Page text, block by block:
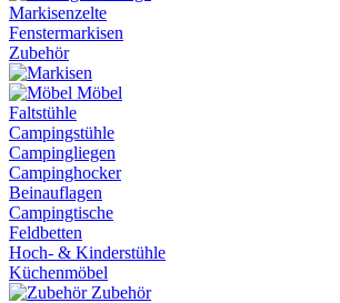
Markisenzelte
Fenstermarkisen
Zubehör
Möbel
Faltstühle
Campingstühle
Campingliegen
Campinghocker
Beinauflagen
Campingtische
Feldbetten
Hoch- & Kinderstühle
Küchenmöbel
Zubehör